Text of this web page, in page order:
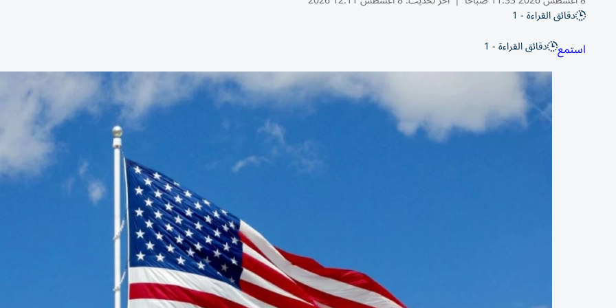
دقائق القراءة - 1
استمع دقائق القراءة - 1